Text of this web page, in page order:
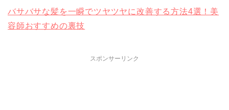
バサバサな髪を一瞬でツヤツヤに改善する方法4選！美
容師おすすめの裏技
スポンサーリンク